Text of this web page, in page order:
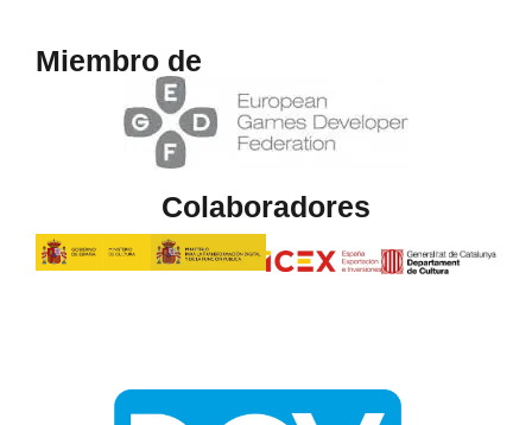
Miembro de
Colaboradores